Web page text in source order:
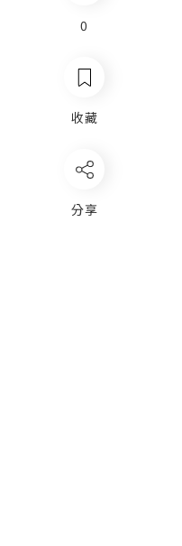
0
收藏
分享